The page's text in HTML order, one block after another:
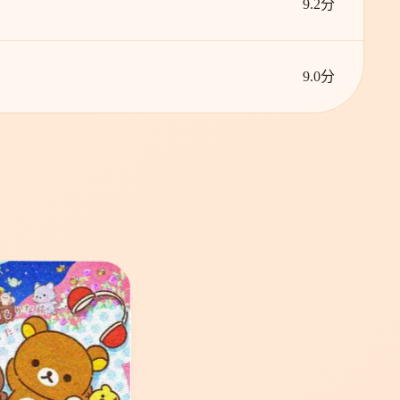
9.2分
9.0分